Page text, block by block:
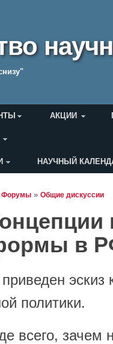
менюАКЦИИ
НАУЧНЫЙ
Форумы » Общие дискуссии
в
политики.
всего, зачем